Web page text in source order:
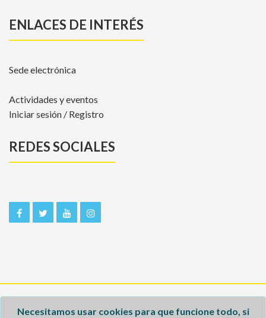
ENLACES DE INTERÉS
Sede electrónica
Actividades y eventos
Iniciar sesión / Registro
REDES SOCIALES
Inicio
Necesitamos usar cookies para que funcione todo, si